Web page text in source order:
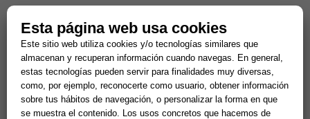
AGENDA FOTOGRÁFICA 2026
Con selección de escritos de
Paramahansa Yogananda...
15,34 €
Comprar
MISTERIOS DEL MUNDO (DVD)
El investigador Miguel Ángel
Segura nos conduce hasta
Terrassa para mostrarnos
algunos de sus puntos más
inqui...
3,81 €
Comprar
Esta página web usa cookies
Este sitio web utiliza cookies y/o tecnologías similares que
almacenan y recuperan información cuando navegas. En general,
estas tecnologías pueden servir para finalidades muy diversas,
como, por ejemplo, reconocerte como usuario, obtener información
sobre tus hábitos de navegación, o personalizar la forma en que
se muestra el contenido. Los usos concretos que hacemos de